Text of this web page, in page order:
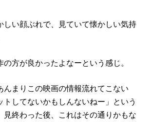
しい顔ぶれで、見ていて懐かしい気持
の方が良かったよなーという感じ。
んまりこの映画の情報流れてこない
トしてないかもしんないねー」という
見終わった後、これはその通りかもな